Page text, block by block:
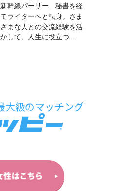
新幹線パーサー、秘書を経
てライターへと転身。さま
ざまな人との交流経験を活
かして、人生に役立つ...